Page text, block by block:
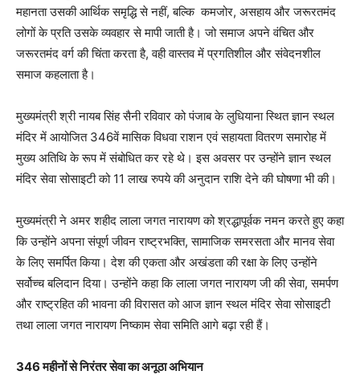
महानता उसकी आर्थिक समृद्धि से नहीं, बल्कि कमजोर, असहाय और जरूरतमंद
लोगों के प्रति उसके व्यवहार से मापी जाती है। जो समाज अपने वंचित और
जरूरतमंद वर्ग की चिंता करता है, वही वास्तव में प्रगतिशील और संवेदनशील
समाज कहलाता है।
मुख्यमंत्री श्री नायब सिंह सैनी रविवार को पंजाब के लुधियाना स्थित ज्ञान स्थल
मंदिर में आयोजित 346वें मासिक विधवा राशन एवं सहायता वितरण समारोह में
मुख्य अतिथि के रूप में संबोधित कर रहे थे। इस अवसर पर उन्होंने ज्ञान स्थल
मंदिर सेवा सोसाइटी को 11 लाख रुपये की अनुदान राशि देने की घोषणा भी की।
मुख्यमंत्री ने अमर शहीद लाला जगत नारायण को श्रद्धापूर्वक नमन करते हुए कहा
कि उन्होंने अपना संपूर्ण जीवन राष्ट्रभक्ति, सामाजिक समरसता और मानव सेवा
के लिए समर्पित किया। देश की एकता और अखंडता की रक्षा के लिए उन्होंने
सर्वोच्च बलिदान दिया। उन्होंने कहा कि लाला जगत नारायण जी की सेवा, समर्पण
और राष्ट्रहित की भावना की विरासत को आज ज्ञान स्थल मंदिर सेवा सोसाइटी
तथा लाला जगत नारायण निष्काम सेवा समिति आगे बढ़ा रही हैं।
346महीनों से निरंतर सेवा का अनूठा अभियान